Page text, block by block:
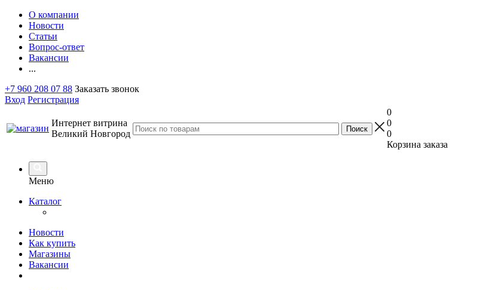
О компании
Новости
Статьи
Вопрос-ответ
Вакансии
...
+7 960 208 07 88 Заказать звонок
Вход Регистрация
Интернет витрина
Великий Новгород
0
0
0
Корзина заказа
Меню
Каталог
Новости
Как купить
Магазины
Вакансии